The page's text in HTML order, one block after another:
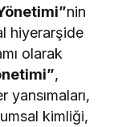
nin
hiyerarşide
olarak
,
kimliği,